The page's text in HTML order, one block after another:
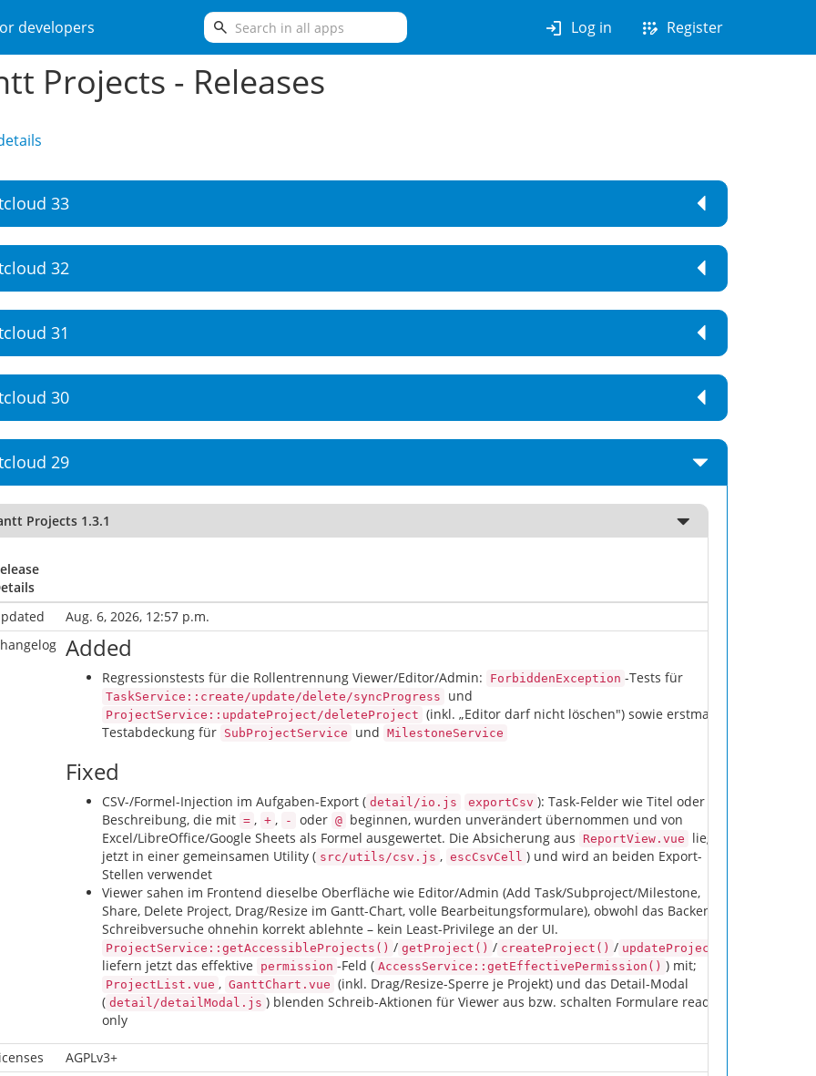
developers search login Log in app_registration Register
Projects - Releases
33
32
31
30
29
Projects 1.3.1
Aug. 6, 2026, 12:57 p.m.
Added
Regressionstests für die Rollentrennung Viewer/Editor/Admin: ForbiddenException -Tests für
TaskService::create/update/delete/syncProgress und
ProjectService::updateProject/deleteProject (inkl. „Editor darf nicht löschen") sowie erstmalige
Testabdeckung für SubProjectService und MilestoneService
Fixed
CSV-/Formel-Injection im Aufgaben-Export ( detail/io.js exportCsv ): Task-Felder wie Titel oder
Beschreibung, die mit = , + , - oder @ beginnen, wurden unverändert übernommen und von
Excel/LibreOffice/Google Sheets als Formel ausgewertet. Die Absicherung aus
ReportView.vue
liegt
jetzt in einer gemeinsamen Utility ( src/utils/csv.js , escCsvCell ) und wird an beiden Export-
Stellen verwendet
Viewer sahen im Frontend dieselbe Oberfläche wie Editor/Admin (Add Task/Subproject/Milestone,
Share, Delete Project, Drag/Resize im Gantt-Chart, volle Bearbeitungsformulare), obwohl das Backend
Schreibversuche ohnehin korrekt ablehnte – kein Least-Privilege an der UI.
ProjectService::getAccessibleProjects() / getProject() / createProject() / updateProject()
liefern jetzt das effektive permission -Feld ( AccessService::getEffectivePermission() ) mit;
ProjectList.vue , GanttChart.vue (inkl. Drag/Resize-Sperre je Projekt) und das Detail-Modal
( detail/detailModal.js ) blenden Schreib-Aktionen für Viewer aus bzw. schalten Formulare read-
only
AGPLv3+